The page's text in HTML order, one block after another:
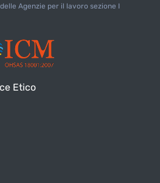
di lavorare in
· Benefit: Buoni
auto aziendale I
inoltrare il loro
Agenzie per il lavoro sezione I
Etico